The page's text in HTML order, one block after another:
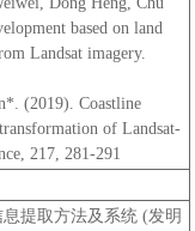
based on land
Landsat imagery.
(2019). Coastline
of Landsat-
217, 281-291
提取方法及系统 (发明